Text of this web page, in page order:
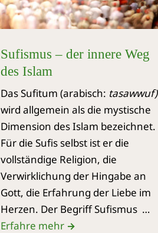
Sufismus – der innere Weg
des Islam
Das Sufitum (arabisch: tasawwuf)
wird allgemein als die mystische
Dimension des Islam bezeichnet.
Für die Sufis selbst ist er die
vollständige Religion, die
Verwirklichung der Hingabe an
Gott, die Erfahrung der Liebe im
Herzen. Der Begriff Sufismus …
Erfahre mehr →